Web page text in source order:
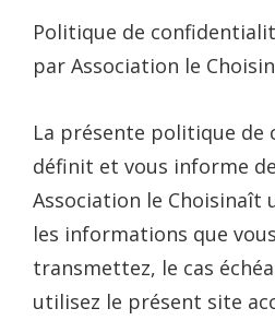
Politique de
par Association le
La présente politique de
définit et vous informe
Association le Choisinaît
les informations que
transmettez, le cas
utilisez le présent site